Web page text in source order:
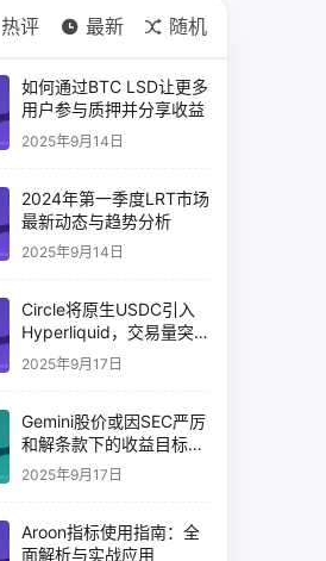
热评 最新 随机
如何通过BTC LSD让更多
用户参与质押并分享收益
2025年9月14日
2024年第一季度LRT市场
最新动态与趋势分析
2025年9月14日
Circle将原生USDC引入
Hyperliquid，交易量突
破币安14%
2025年9月17日
Gemini股价或因SEC严厉
和解条款下的收益目标破
灭而下跌
2025年9月17日
Aroon指标使用指南：全
面解析与实战应用